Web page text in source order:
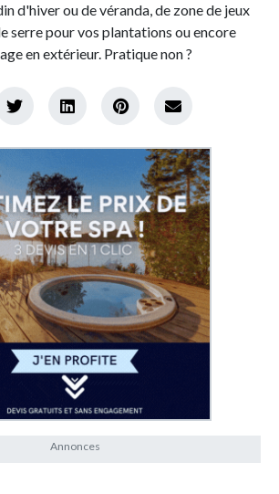
d'hiver ou de véranda, de zone de jeux
serre pour vos plantations ou encore
en extérieur. Pratique non ?